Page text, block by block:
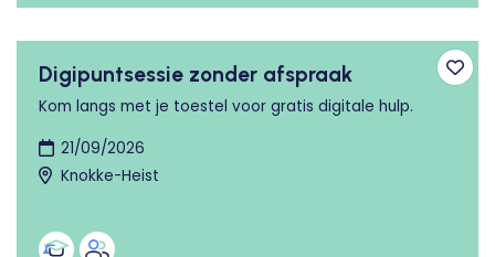
Digipuntsessie zonder afspraak
Kom langs met je toestel voor gratis digitale hulp.
21/09/2026
Knokke-Heist